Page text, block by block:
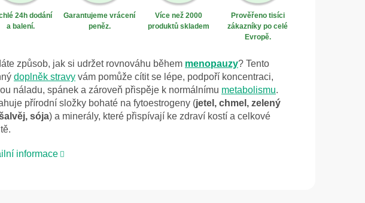
24h dodání
a balení.
Garantujeme vrácení
peněz.
Více než 2000
produktů skladem
Prověřeno tisíci
zákazníky po celé
Evropě.
způsob, jak si udržet rovnováhu během menopauzy? Tento
doplněk stravy vám pomůže cítit se lépe, podpoří koncentraci,
náladu, spánek a zároveň přispěje k normálnímu metabolismu.
přírodní složky bohaté na fytoestrogeny (jetel, chmel, zelený
sója) a minerály, které přispívají ke zdraví kostí a celkové
informace